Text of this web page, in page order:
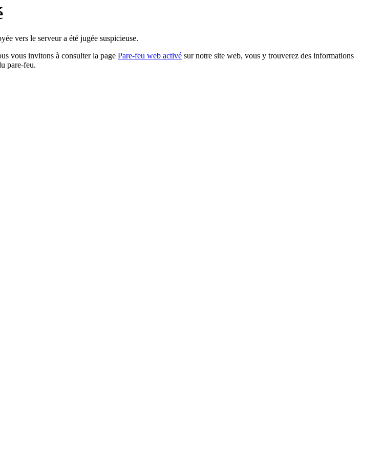
vers le serveur a été jugée suspicieuse.
vous invitons à consulter la page Pare-feu web activé sur notre site web, vous y trouverez des informations
pare-feu.